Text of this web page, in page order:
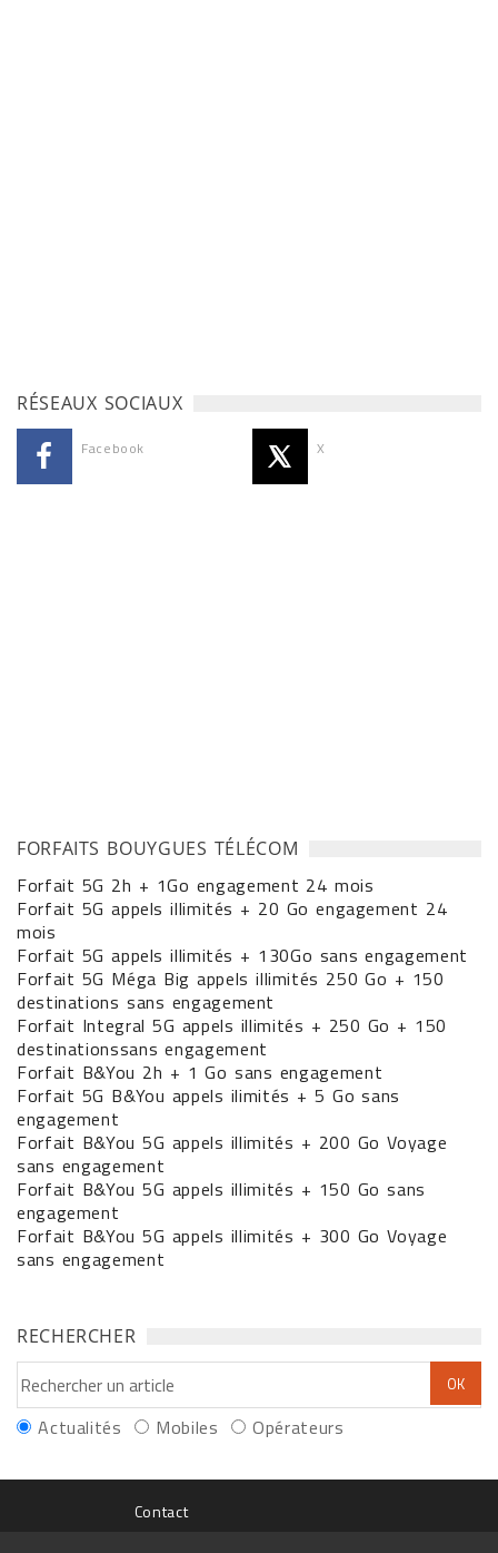
RÉSEAUX SOCIAUX
Facebook X
FORFAITS BOUYGUES TÉLÉCOM
Forfait 5G 2h + 1Go engagement 24 mois
Forfait 5G appels illimités + 20 Go engagement 24
mois
Forfait 5G appels illimités + 130Go sans engagement
Forfait 5G Méga Big appels illimités 250 Go + 150
destinations sans engagement
Forfait Integral 5G appels illimités + 250 Go + 150
destinationssans engagement
Forfait B&You 2h + 1 Go sans engagement
Forfait 5G B&You appels ilimités + 5 Go sans
engagement
Forfait B&You 5G appels illimités + 200 Go Voyage
sans engagement
Forfait B&You 5G appels illimités + 150 Go sans
engagement
Forfait B&You 5G appels illimités + 300 Go Voyage
sans engagement
RECHERCHER
Actualités Mobiles Opérateurs
Contact